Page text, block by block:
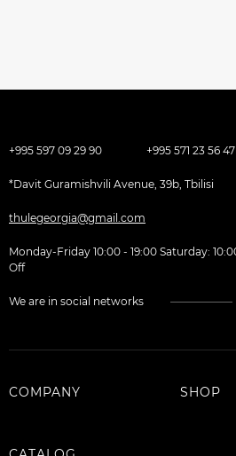
+995 597 09 29 90 +995 571 23 56 47
*Davit Guramishvili Avenue, 39b, Tbilisi
thulegeorgia@gmail.com
Monday-Friday 10:00 - 19:00 Saturday: 10:00-18:00 Sunday: Day
Off
We are in social networks
COMPANY SHOP